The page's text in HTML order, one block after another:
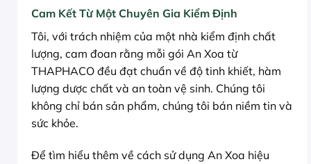
Cam Kết Từ Một Chuyên Gia Kiểm Định
Tôi, với trách nhiệm của một nhà kiểm định chất
lượng, cam đoan rằng mỗi gói An Xoa từ
THAPHACO đều đạt chuẩn về độ tinh khiết, hàm
lượng dược chất và an toàn vệ sinh. Chúng tôi
không chỉ bán sản phẩm, chúng tôi bán niềm tin và
sức khỏe.
Để tìm hiểu thêm về cách sử dụng An Xoa hiệu